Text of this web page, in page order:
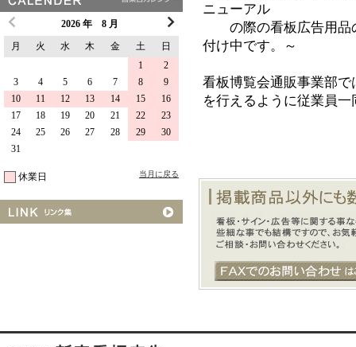
ニューアル
の際の看板広告用品
付け中です。～
看板博覧会通販事業部
を行えるように従業員
2026 年 8 月
月
火 水 木 金 土
日
1
2
3
4 5 6 7 8
9
10
11 12 13 14 15
16
17
18 19 20 21 22
23
24
25 26 27 28 29
30
31
休業日 当月に戻る